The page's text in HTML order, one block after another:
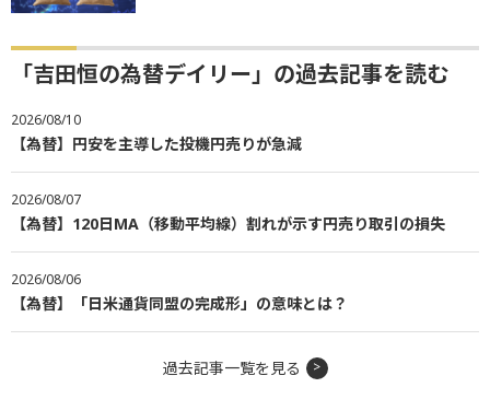
「吉田恒の為替デイリー」の過去記事を読む
2026/08/10
【為替】円安を主導した投機円売りが急減
2026/08/07
【為替】120日MA（移動平均線）割れが示す円売り取引の損失
2026/08/06
【為替】「日米通貨同盟の完成形」の意味とは？
過去記事一覧を見る